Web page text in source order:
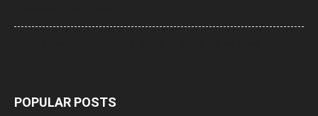
POPULAR POSTS